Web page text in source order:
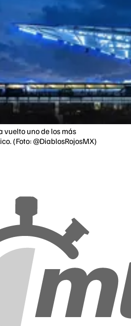
vuelto uno de los más
(Foto: @DiablosRojosMX)